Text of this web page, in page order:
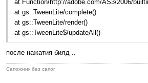
at Function/http://adobe.com/AS3/2006/
at gs::TweenLite/complete()
at gs::TweenLite/render()
at gs::TweenLite$/updateAll()
после нажатия билд ..
Сапожник без сапог